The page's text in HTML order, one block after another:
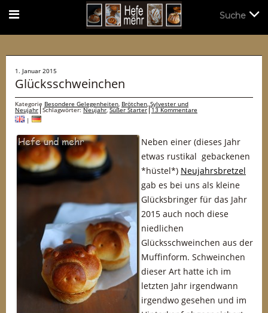
1. Januar 2015
Glücksschweinchen
Kategorie Besondere Gelegenheiten, Brötchen,Sylvester und
Neujahr Schlagwörter:Neujahr,Süßer Starter 13 Kommentare
|
Neben einer (dieses Jahr
etwas rustikal gebackenen
*hüstel*) Neujahrsbretzel
gab es bei uns als kleine
Glücksbringer für das Jahr
2015 auch noch diese
niedlichen
Glücksschweinchen aus der
Muffinform. Schweinchen
dieser Art hatte ich im
letzten Jahr irgendwann
irgendwo gesehen und im
Suche
Suche